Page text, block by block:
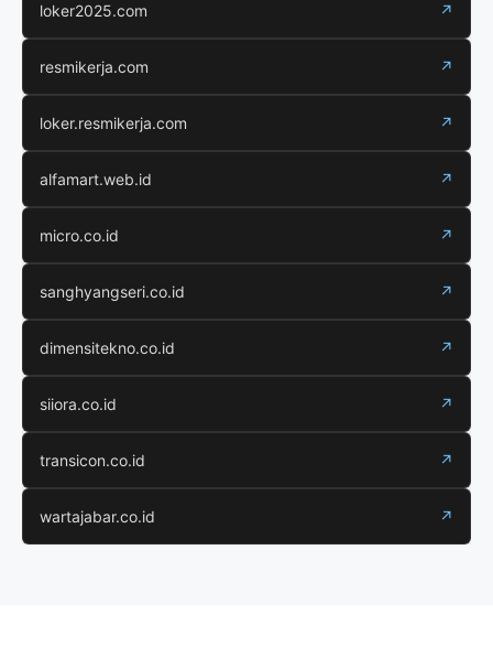
loker2025.com ↗
resmikerja.com ↗
loker.resmikerja.com ↗
alfamart.web.id ↗
micro.co.id ↗
sanghyangseri.co.id ↗
dimensitekno.co.id ↗
siiora.co.id ↗
transicon.co.id ↗
wartajabar.co.id ↗